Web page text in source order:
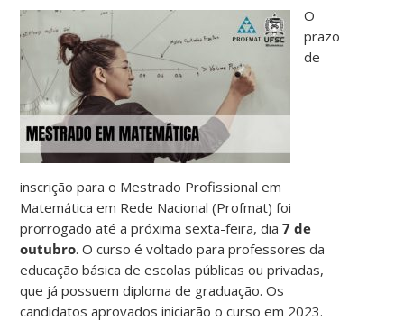
O
prazo
de
inscrição para o Mestrado Profissional em
Matemática em Rede Nacional (Profmat) foi
prorrogado até a próxima sexta-feira, dia7 de
outubro. O curso é voltado para professores da
educação básica de escolas públicas ou privadas,
que já possuem diploma de graduação. Os
candidatos aprovados iniciarão o curso em 2023.